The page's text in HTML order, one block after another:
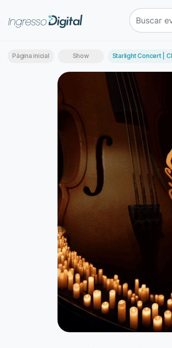
Página inicial Show Starlight Concert |